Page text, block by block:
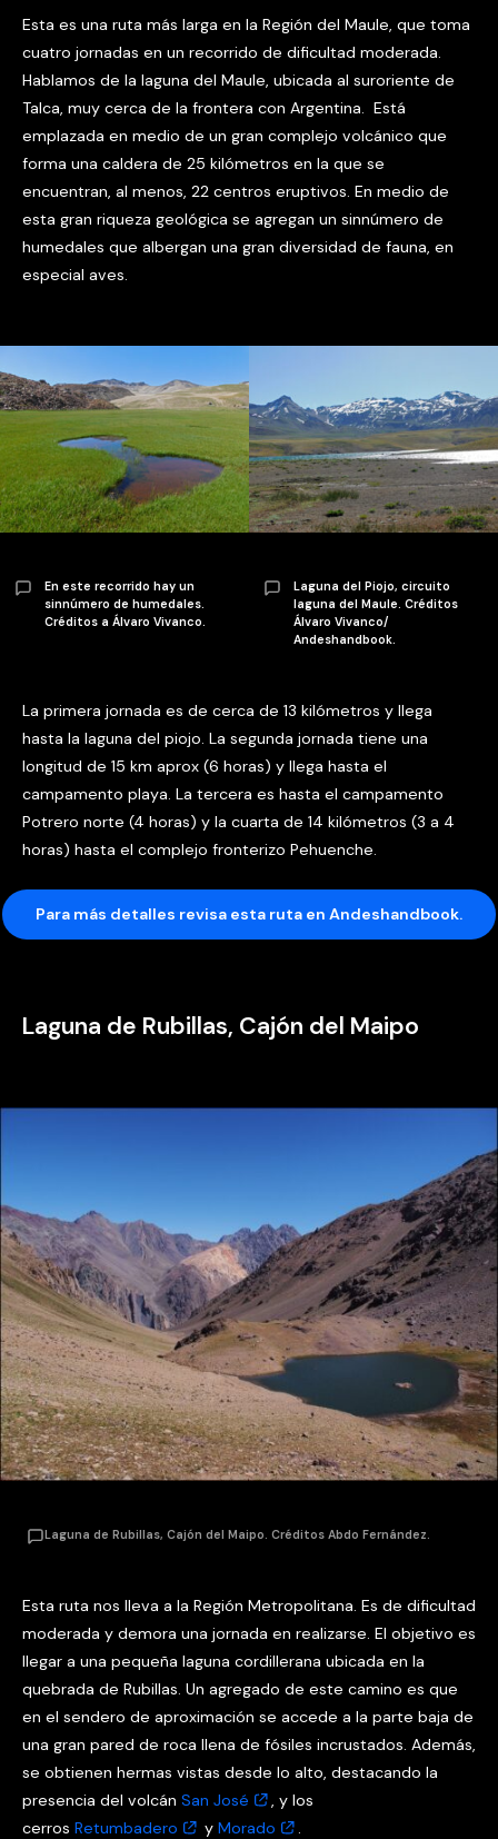
Esta es una ruta más larga en la Región del Maule, que toma
cuatro jornadas en un recorrido de dificultad moderada.
Hablamos de la laguna del Maule, ubicada al suroriente de
Talca, muy cerca de la frontera con Argentina. Está
emplazada en medio de un gran complejo volcánico que
forma una caldera de 25 kilómetros en la que se
encuentran, al menos, 22 centros eruptivos. En medio de
esta gran riqueza geológica se agregan un sinnúmero de
humedales que albergan una gran diversidad de fauna, en
especial aves.
En este recorrido hay un
sinnúmero de humedales.
Créditos a Álvaro Vivanco.
Laguna del Piojo, circuito
laguna del Maule. Créditos
Álvaro Vivanco/
Andeshandbook.
La primera jornada es de cerca de 13 kilómetros y llega
hasta la laguna del piojo. La segunda jornada tiene una
longitud de 15 km aprox (6 horas) y llega hasta el
campamento playa. La tercera es hasta el campamento
Potrero norte (4 horas) y la cuarta de 14 kilómetros (3 a 4
horas) hasta el complejo fronterizo Pehuenche.
Para más detalles revisa esta ruta en Andeshandbook.
Laguna de Rubillas, Cajón del Maipo
Laguna de Rubillas, Cajón del Maipo. Créditos Abdo Fernández.
Esta ruta nos lleva a la Región Metropolitana. Es de dificultad
moderada y demora una jornada en realizarse. El objetivo es
llegar a una pequeña laguna cordillerana ubicada en la
quebrada de Rubillas. Un agregado de este camino es que
en el sendero de aproximación se accede a la parte baja de
una gran pared de roca llena de fósiles incrustados. Además,
se obtienen hermas vistas desde lo alto, destacando la
presencia del volcán San José
, y los
cerros Retumbadero y Morado .